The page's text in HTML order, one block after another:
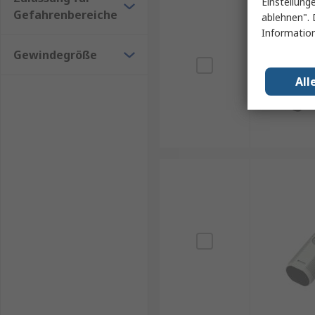
Gefahrenbereiche
Gewindegröße
ablehnen".